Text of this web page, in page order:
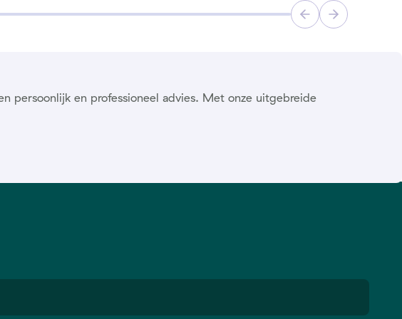
persoonlijk en professioneel advies. Met onze uitgebreide